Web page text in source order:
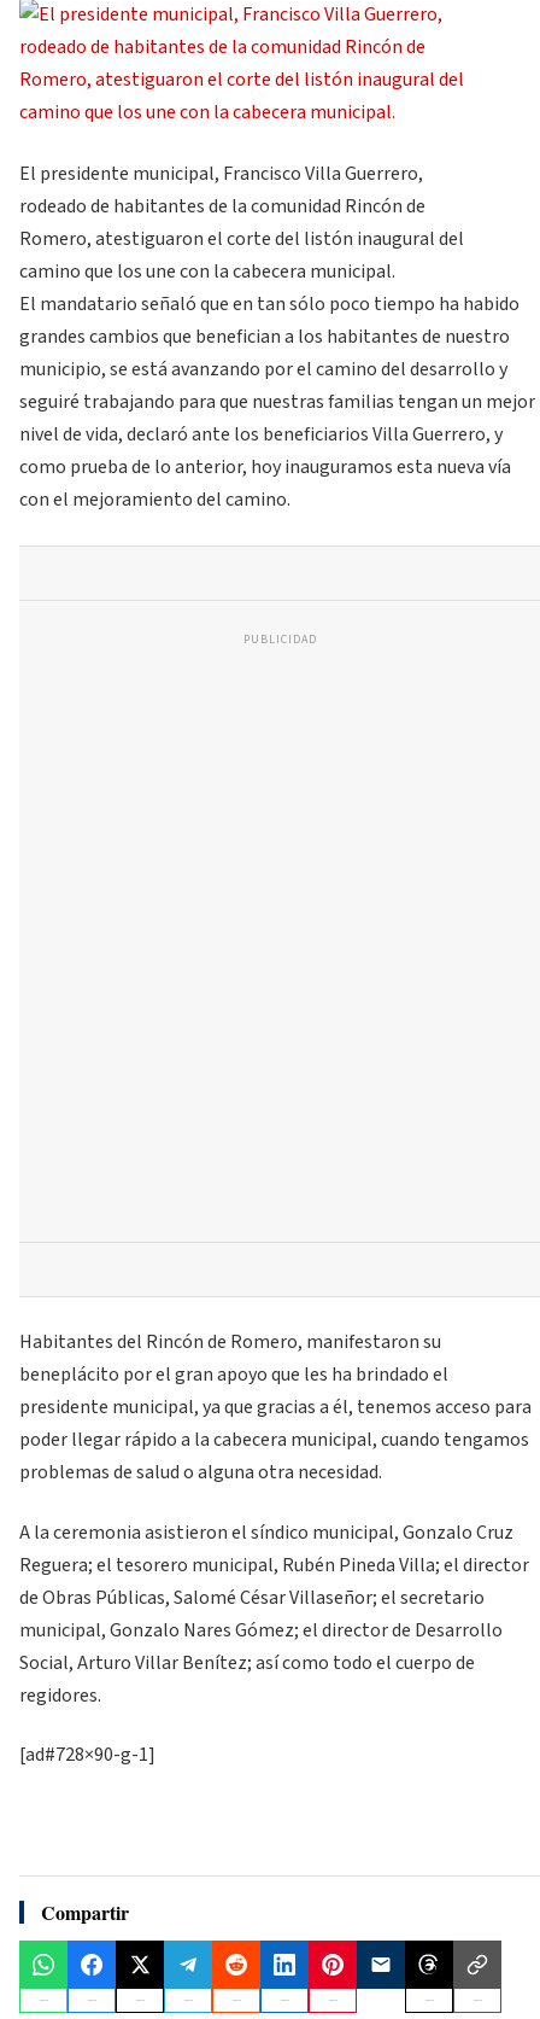
El presidente municipal, Francisco Villa Guerrero,
rodeado de habitantes de la comunidad Rincón de
Romero, atestiguaron el corte del listón inaugural del
camino que los une con la cabecera municipal.
El mandatario señaló que en tan sólo poco tiempo ha habido
grandes cambios que benefician a los habitantes de nuestro
municipio, se está avanzando por el camino del desarrollo y
seguiré trabajando para que nuestras familias tengan un mejor
nivel de vida, declaró ante los beneficiarios Villa Guerrero, y
como prueba de lo anterior, hoy inauguramos esta nueva vía
con el mejoramiento del camino.
PUBLICIDAD
Habitantes del Rincón de Romero, manifestaron su
beneplácito por el gran apoyo que les ha brindado el
presidente municipal, ya que gracias a él, tenemos acceso para
poder llegar rápido a la cabecera municipal, cuando tengamos
problemas de salud o alguna otra necesidad.
A la ceremonia asistieron el síndico municipal, Gonzalo Cruz
Reguera; el tesorero municipal, Rubén Pineda Villa; el director
de Obras Públicas, Salomé César Villaseñor; el secretario
municipal, Gonzalo Nares Gómez; el director de Desarrollo
Social, Arturo Villar Benítez; así como todo el cuerpo de
regidores.
[ad#728×90-g-1]
Compartir